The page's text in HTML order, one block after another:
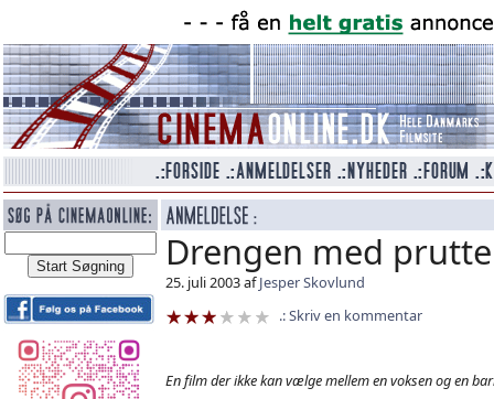
Drengen med
25. juli 2003 afJesper Skovlund
Skriv en kommentar
En film der ikke kan vælge mellem en voksen og en